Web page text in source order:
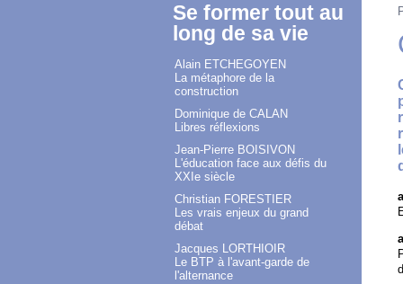
Se former tout au
long de sa vie
Alain ETCHEGOYEN
La métaphore de la
construction
Dominique de CALAN
Libres réflexions
Jean-Pierre BOISIVON
L'éducation face aux défis du
XXIe siècle
Christian FORESTIER
Les vrais enjeux du grand
débat
Jacques LORTHIOIR
Le BTP à l'avant-garde de
l'alternance